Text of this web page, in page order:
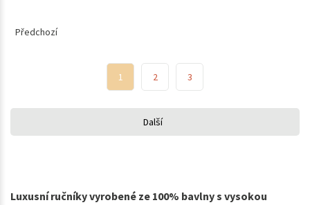
Předchozí
1 2 3
Další
Luxusní ručníky vyrobené ze 100% bavlny s vysokou